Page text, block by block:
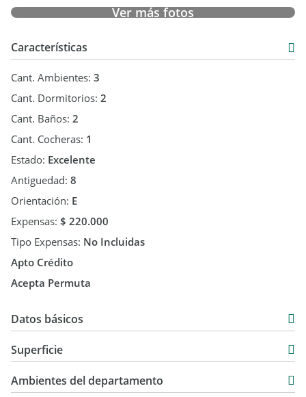
Escritura a cargo del comprador
Servicios: Cloacas, Gas
Ver más fotos
Características
Cant. Ambientes: 3
Cant. Dormitorios: 2
Cant. Baños: 2
Cant. Cocheras: 1
Estado: Excelente
Antiguedad: 8
Orientación: E
Expensas: $ 220.000
Tipo Expensas: No Incluidas
Apto Crédito
Acepta Permuta
Datos básicos
Venta
USD 129.500
Superficie
75 m2
Ambientes del departamento